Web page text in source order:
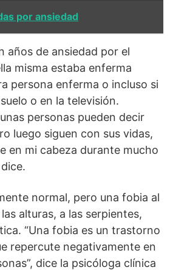
por ansiedad
años de ansiedad por el
misma estaba enferma
persona enferma o incluso si
o en la televisión.
personas pueden decir
luego siguen con sus vidas,
en mi cabeza durante mucho
normal, pero una fobia al
alturas, a las serpientes,
“Una fobia es un trastorno
repercute negativamente en
dice la psicóloga clínica